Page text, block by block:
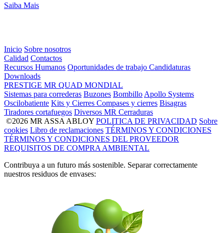
Saiba Mais
Inicio Sobre nosotros
Calidad Contactos
Recursos Humanos Oportunidades de trabajo Candidaturas
Downloads
PRESTIGE MR QUAD MONDIAL
Sistemas para correderas Buzones Bombillo Apollo Systems
Oscilobatiente Kits y Cierres Compases y cierres Bisagras
Tiradores cortafuegos Diversos MR Cerraduras
©2026 MR ASSA ABLOY POLITICA DE PRIVACIDAD Sobre
cookies Libro de reclamaciones TÉRMINOS Y CONDICIONES
TÉRMINOS Y CONDICIONES DEL PROVEEDOR
REQUISITOS DE COMPRA AMBIENTAL
Contribuya a un futuro más sostenible. Separar correctamente
nuestros residuos de envases: